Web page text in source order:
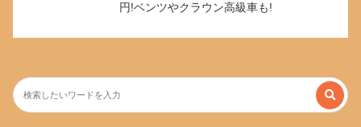
円!ベンツやクラウン高級車も!